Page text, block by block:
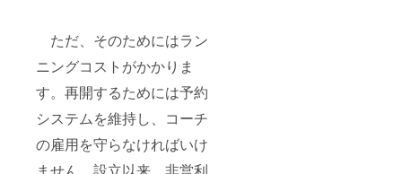
ただ、そのためにはラン
ニングコストがかかりま
す。再開するためには予約
システムを維持し、コーチ
の雇用を守らなければいけ